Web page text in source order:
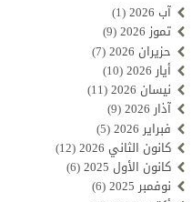
آب 2026
(1)
تموز 2026
(9)
حزيران 2026
(7)
أيار 2026
(10)
نيسان 2026
(11)
آذار 2026
(9)
فبراير 2026
(5)
كانون الثاني 2026
(12)
كانون الأول 2025
(6)
نوفمبر 2025
(6)